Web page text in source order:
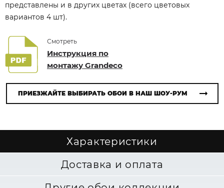
представлены и в других цветах (всего цветовых
вариантов 4 шт).
Смотреть
Инструкция по
монтажу Grandeco
ПРИЕЗЖАЙТЕ ВЫБИРАТЬ ОБОИ В НАШ ШОУ-РУМ
Характеристики
Доставка и оплата